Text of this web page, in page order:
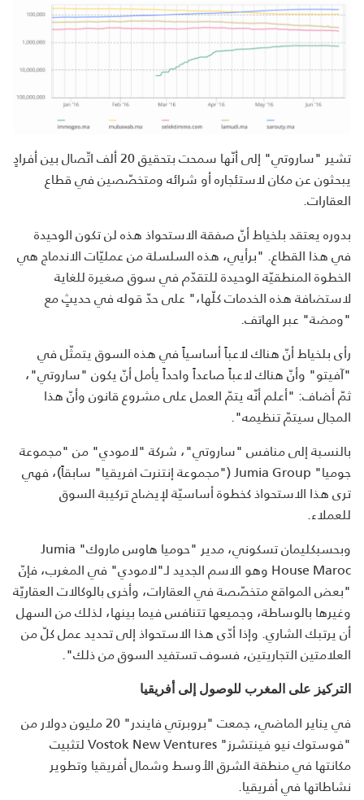
تشير "ساروتي" إلى أنّها سمحت بتحقيق 20 ألف اتّصال بين أفرادٍ
يبحثون عن مكان لاستئجاره أو شرائه ومتخصّصين في قطاع
العقارات.
بدوره يعتقد بلخياط أنّ صفقة الاستحواذ هذه لن تكون الوحيدة
في هذا القطاع. "برأيي، هذه السلسلة من عمليّات الاندماج هي
الخطوة المنطقيّة الوحيدة للتقدّم في سوق صغيرة للغاية
لاستضافة هذه الخدمات كلّها،" على حدّ قوله في حديثٍ مع
"ومضة" عبر الهاتف.
رأى بلخياط أنّ هناك لاعباً أساسياً في هذه السوق يتمثّل في
"آفيتو" وأنّ هناك لاعباً صاعداً واحداً يأمل أنّ يكون "ساروتي"،
ثمّ أضاف: "أعلم أنّه يتمّ العمل على مشروع قانون وأنّ هذا
المجال سيتمّ تنظيمه".
بالنسبة إلى منافس "ساروتي"، شركة "لامودي" من "مجموعة
جوميا" Jumia Group ("مجموعة إنتنرت افريقيا" سابقاً)، فهي
ترى هذا الاستحواذ كخطوة أساسيّة لإيضاح تركيبة السوق
للعملاء.
وبحسبكليمان تسكوني، مدير "حوميا هاوس ماروك" Jumia
House Maroc وهو الاسم الجديد لـ"لامودي" في المغرب، فإنّ
"بعض المواقع متخصّصة في العقارات، وأخرى بالوكالات العقاريّة
وغيرها بالوساطة، وجميعها تتنافس فيما بينها، لذلك من السهل
أن يرتبك الشاري. وإذا أدّى هذا الاستحواذ إلى تحديد عمل كلّ من
العلامتين التجاريتين، فسوف تستفيد السوق من ذلك".
التركيز على المغرب للوصول إلى أفريقيا
في يناير الماضي، جمعت "بروبرتي فايندر" 20 مليون دولار من
"فوستوك نيو فينتشرز" Vostok New Ventures لتثبيت
مكانتها في منطقة الشرق الأوسط وشمال أفريقيا وتطوير
نشاطاتها في أفريقيا.